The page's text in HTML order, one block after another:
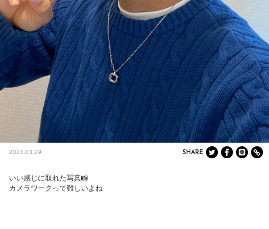
2024.03.29 SHARE
いい感じに取れた写真📸
カメラワークって難しいよね